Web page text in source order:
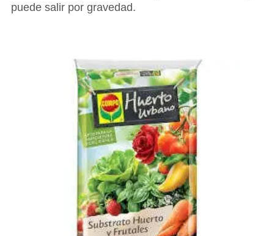
puede salir por gravedad.